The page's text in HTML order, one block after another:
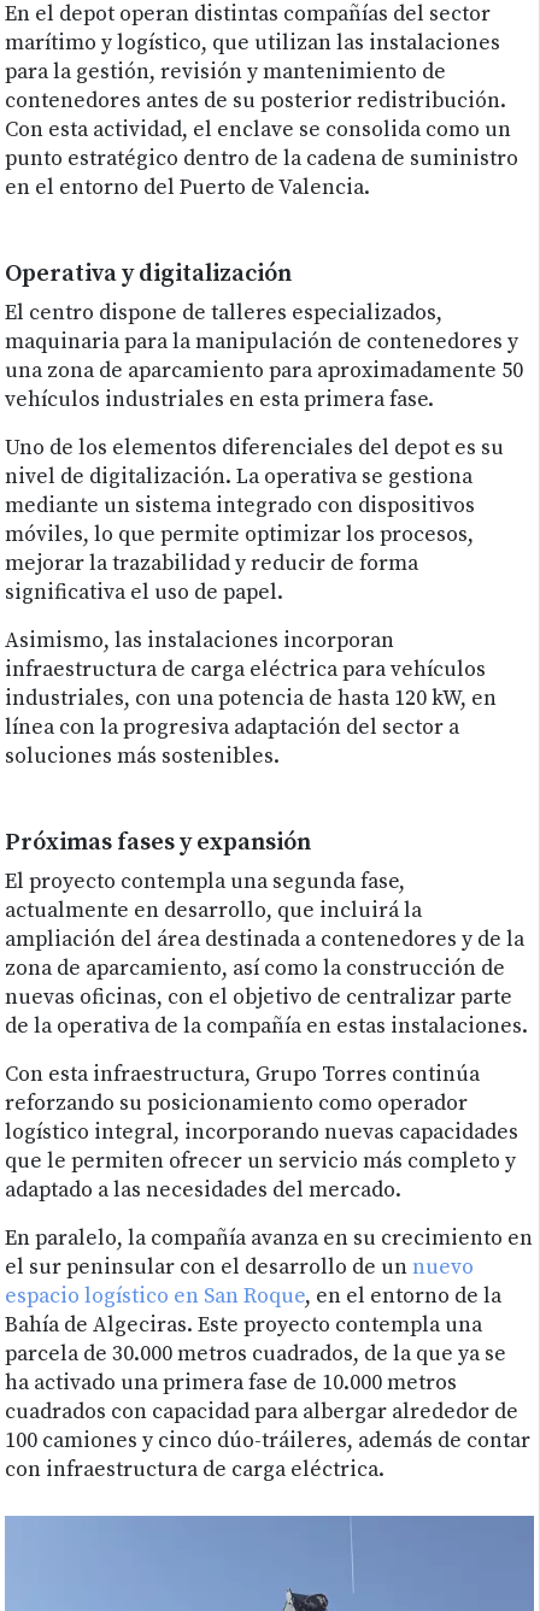
En el depot operan distintas compañías del sector
marítimo y logístico, que utilizan las instalaciones
para la gestión, revisión y mantenimiento de
contenedores antes de su posterior redistribución.
Con esta actividad, el enclave se consolida como un
punto estratégico dentro de la cadena de suministro
en el entorno del Puerto de Valencia.
Operativa y digitalización
El centro dispone de talleres especializados,
maquinaria para la manipulación de contenedores y
una zona de aparcamiento para aproximadamente 50
vehículos industriales en esta primera fase.
Uno de los elementos diferenciales del depot es su
nivel de digitalización. La operativa se gestiona
mediante un sistema integrado con dispositivos
móviles, lo que permite optimizar los procesos,
mejorar la trazabilidad y reducir de forma
significativa el uso de papel.
Asimismo, las instalaciones incorporan
infraestructura de carga eléctrica para vehículos
industriales, con una potencia de hasta 120 kW, en
línea con la progresiva adaptación del sector a
soluciones más sostenibles.
Próximas fases y expansión
El proyecto contempla una segunda fase,
actualmente en desarrollo, que incluirá la
ampliación del área destinada a contenedores y de la
zona de aparcamiento, así como la construcción de
nuevas oficinas, con el objetivo de centralizar parte
de la operativa de la compañía en estas instalaciones.
Con esta infraestructura, Grupo Torres continúa
reforzando su posicionamiento como operador
logístico integral, incorporando nuevas capacidades
que le permiten ofrecer un servicio más completo y
adaptado a las necesidades del mercado.
En paralelo, la compañía avanza en su crecimiento en
el sur peninsular con el desarrollo de unnuevo
espacio logístico en San Roque, en el entorno de la
Bahía de Algeciras. Este proyecto contempla una
parcela de 30.000 metros cuadrados, de la que ya se
ha activado una primera fase de 10.000 metros
cuadrados con capacidad para albergar alrededor de
100 camiones y cinco dúo-tráileres, además de contar
con infraestructura de carga eléctrica.